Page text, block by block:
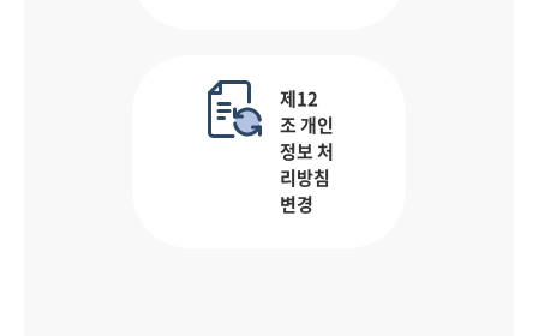
제12
조 개인
정보 처
리방침
변경